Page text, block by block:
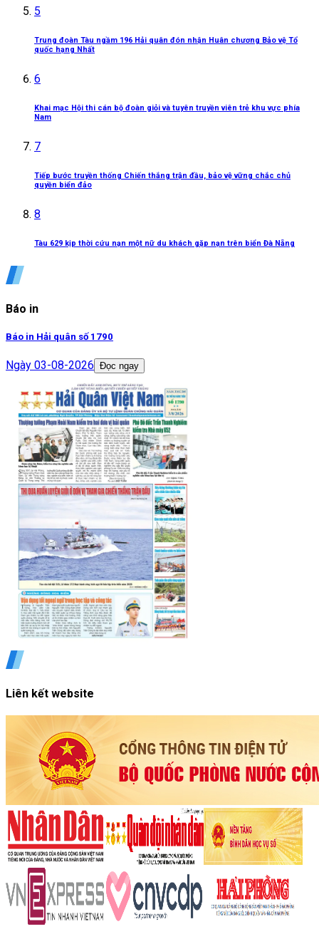
5
Trung đoàn Tàu ngầm 196 Hải quân đón nhận Huân chương Bảo vệ Tổ
quốc hạng Nhất
6
Khai mạc Hội thi cán bộ đoàn giỏi và tuyên truyền viên trẻ khu vực phía
Nam
7
Tiếp bước truyền thống Chiến thắng trận đầu, bảo vệ vững chắc chủ
quyền biển đảo
8
Tàu 629 kịp thời cứu nạn một nữ du khách gặp nạn trên biển Đà Nẵng
Báo in
Báo in Hải quân số 1790
Ngày 03-08-2026 Đọc ngay
Liên kết website